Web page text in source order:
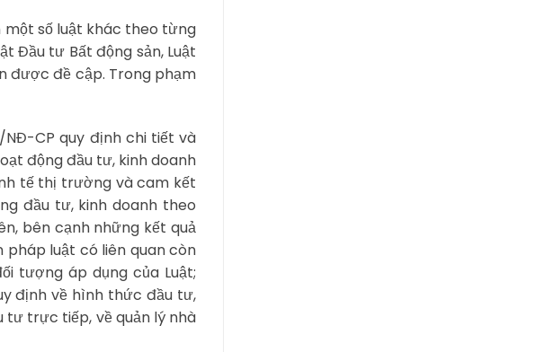
một số luật khác theo từng
Đầu tư Bất động sản, Luật
được đề cập. Trong phạm
NĐ-CP quy định chi tiết và
động đầu tư, kinh doanh
tế thị trường và cam kết
đầu tư, kinh doanh theo
bên cạnh những kết quả
luật có liên quan còn
tượng áp dụng của Luật;
định về hình thức đầu tư,
tư trực tiếp, về quản lý nhà